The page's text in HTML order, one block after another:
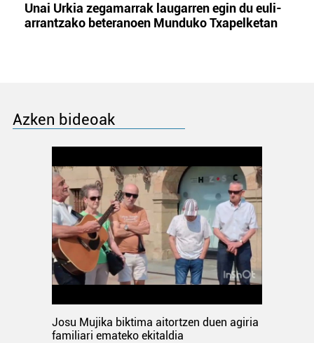
Unai Urkia zegamarrak laugarren egin du euli-
arrantzako beteranoen Munduko Txapelketan
Azken bideoak
Josu Mujika biktima aitortzen duen agiria
familiari emateko ekitaldia